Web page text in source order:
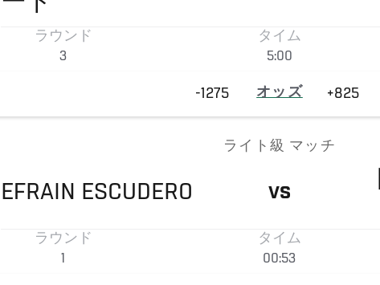
ラウンド
3
タイム
5:00
-1275 オッズ +825
ライト級 マッチ
EFRAIN ESCUDERO VS
ラウンド
1
タイム
00:53